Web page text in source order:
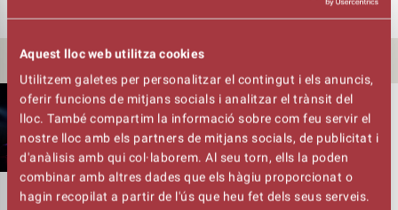
Aquest lloc web utilitza cookies
Utilitzem galetes per personalitzar el contingut i els anuncis,
oferir funcions de mitjans socials i analitzar el trànsit del
lloc. També compartim la informació sobre com feu servir el
nostre lloc amb els partners de mitjans socials, de publicitat i
d'anàlisis amb qui col·laborem. Al seu torn, ells la poden
combinar amb altres dades que els hàgiu proporcionat o
hagin recopilat a partir de l'ús que heu fet dels seus serveis.
28/07/26
L’AULA D’ARTS ESCÈNIQUES DEL TEATRE
KURSAAL OBRE INSCRIPCIONS DEL
CURS 2026-27, I OFEREIX UN TALLER
ANUAL DE MAQUILLATGE COM A
NOVETAT